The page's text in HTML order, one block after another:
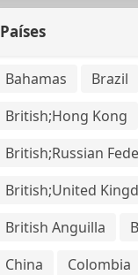
Países
Bahamas Brazil
British;Hong Kong
British;Russian
British;United
British Anguilla
China
Colombia